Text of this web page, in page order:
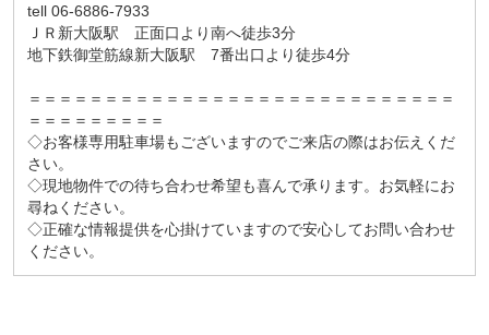
tell 06-6886-7933
ＪＲ新大阪駅 正面口より南へ徒歩3分
地下鉄御堂筋線新大阪駅 7番出口より徒歩4分
＝＝＝＝＝＝＝＝＝＝＝＝＝＝＝＝＝＝＝＝＝＝＝＝＝＝＝＝
＝＝＝＝＝＝＝＝＝
◇お客様専用駐車場もございますのでご来店の際はお伝えくだ
さい。
◇現地物件での待ち合わせ希望も喜んで承ります。お気軽にお
尋ねください。
◇正確な情報提供を心掛けていますので安心してお問い合わせ
ください。